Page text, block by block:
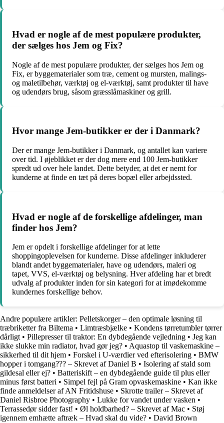
Hvad er nogle af de mest populære produkter,
der sælges hos Jem og Fix?
Nogle af de mest populære produkter, der sælges hos Jem og
Fix, er byggematerialer som træ, cement og mursten, malings-
og maletilbehør, værktøj og el-værktøj, samt produkter til have
og udendørs brug, såsom græsslåmaskiner og grill.
Hvor mange Jem-butikker er der i Danmark?
Der er mange Jem-butikker i Danmark, og antallet kan variere
over tid. I øjeblikket er der dog mere end 100 Jem-butikker
spredt ud over hele landet. Dette betyder, at det er nemt for
kunderne at finde en tæt på deres bopæl eller arbejdssted.
Hvad er nogle af de forskellige afdelinger, man
finder hos Jem?
Jem er opdelt i forskellige afdelinger for at lette
shoppingoplevelsen for kunderne. Disse afdelinger inkluderer
blandt andet byggematerialer, have og udendørs, maleri og
tapet, VVS, el-værktøj og belysning. Hver afdeling har et bredt
udvalg af produkter inden for sin kategori for at imødekomme
kundernes forskellige behov.
Andre populære artikler: Pelletskorger – den optimale løsning til
træbriketter fra Biltema • Limtræsbjælke • Kondens tørretumbler tørrer
dårligt • Pillepresser til traktor: En dybdegående vejledning • Jeg kan
ikke slukke min radiator, hvad gør jeg? • Aquastop til vaskemaskine –
sikkerhed til dit hjem • Forskel i U-værdier ved efterisolering • BMW
hopper i tomgang??? – Skrevet af Daniel B • Isolering af stald som
gildesal eller ej? • Batteriskift – en dybdegående guide til plus eller
minus først batteri • Simpel fejl på Gram opvaskemaskine • Kan ikke
finde anmeldelser af AN Fritidshuse • Skrotte trailer – Skrevet af
Daniel Risbroe Photography • Lukke for vandet under vasken •
Terrassedør sidder fast! • Øl holdbarhed? – Skrevet af Mac • Støj
igennem emhætte aftræk – Hvad skal du vide? • David Brown